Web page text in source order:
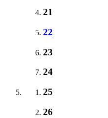
21
22
23
24
25
26